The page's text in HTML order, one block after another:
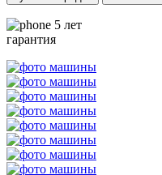
5 лет
гарантия